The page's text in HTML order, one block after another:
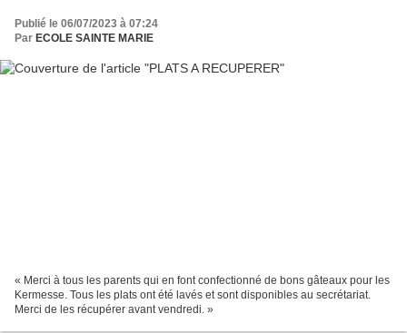
Publié le 06/07/2023 à 07:24
Par ECOLE SAINTE MARIE
« Merci à tous les parents qui en font confectionné de bons gâteaux pour les
Kermesse. Tous les plats ont été lavés et sont disponibles au secrétariat.
Merci de les récupérer avant vendredi. »